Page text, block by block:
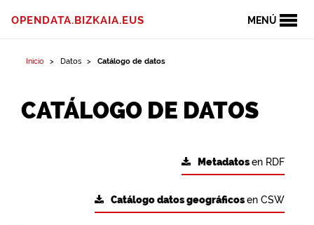
MENÚ
OPENDATA.BIZKAIA.EUS
Inicio Datos Catálogo de datos
CATÁLOGO DE DATOS
Metadatosen RDF
Catálogo datos geográficosen CSW